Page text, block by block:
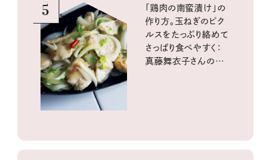
5
「鶏肉の南蛮漬け」の
作り方。玉ねぎのピク
ルスをたっぷり絡めて
さっぱり食べやすく：
真藤舞衣子さんの発